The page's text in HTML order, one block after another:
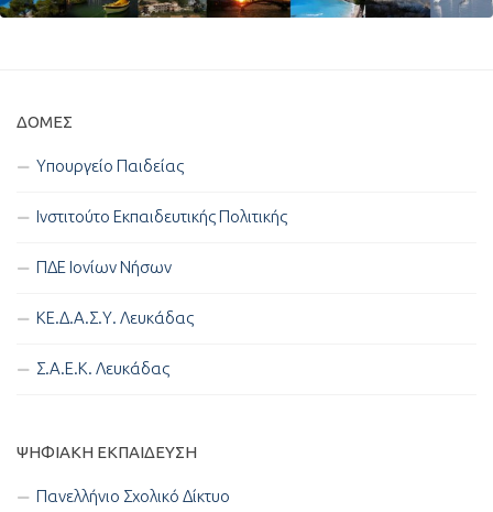
ΔΟΜΈΣ
Υπουργείο Παιδείας
Ινστιτούτο Εκπαιδευτικής Πολιτικής
ΠΔΕ Ιονίων Νήσων
ΚΕ.Δ.Α.Σ.Υ. Λευκάδας
Σ.Α.Ε.Κ. Λευκάδας
ΨΗΦΙΑΚΉ ΕΚΠΑΊΔΕΥΣΗ
Πανελλήνιο Σχολικό Δίκτυο